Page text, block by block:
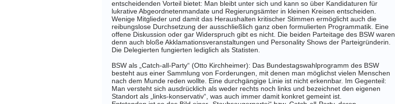
entscheidenden Vorteil bietet: Man bleibt unter sich und kann so über Kandidaturen für
lukrative Abgeordnetenmandate und Regierungsämter in kleinen Kreisen entscheiden.
Wenige Mitglieder und damit das Heraushalten kritischer Stimmen ermöglicht auch die
reibungslose Durchsetzung der ausschließlich ganz oben formulierten Programmatik. Eine
offene Diskussion oder gar Widerspruch gibt es nicht. Die beiden Parteitage des BSW waren
denn auch bloße Akklamationsveranstaltungen und Personality Shows der Parteigründerin.
Die Delegierten fungierten lediglich als Statisten.
BSW als „Catch-all-Party“ (Otto Kirchheimer): Das Bundestagswahlprogramm des BSW
besteht aus einer Sammlung von Forderungen, mit denen man möglichst vielen Menschen
nach dem Munde reden wollte. Eine durchgängige Linie ist nicht erkennbar. Im Gegenteil:
Man versteht sich ausdrücklich als weder rechts noch links und bezeichnet den eigenen
Standort als „links-konservativ“, was auch immer damit konkret gemeint ist.